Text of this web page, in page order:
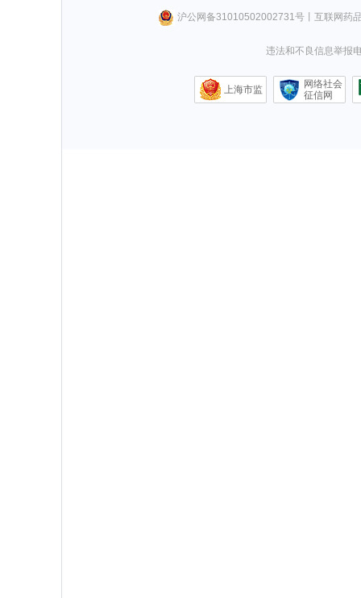
沪公网备31010502002731号丨 互联网药
违法和不良信息举报
上海市监
网络社会
征信网